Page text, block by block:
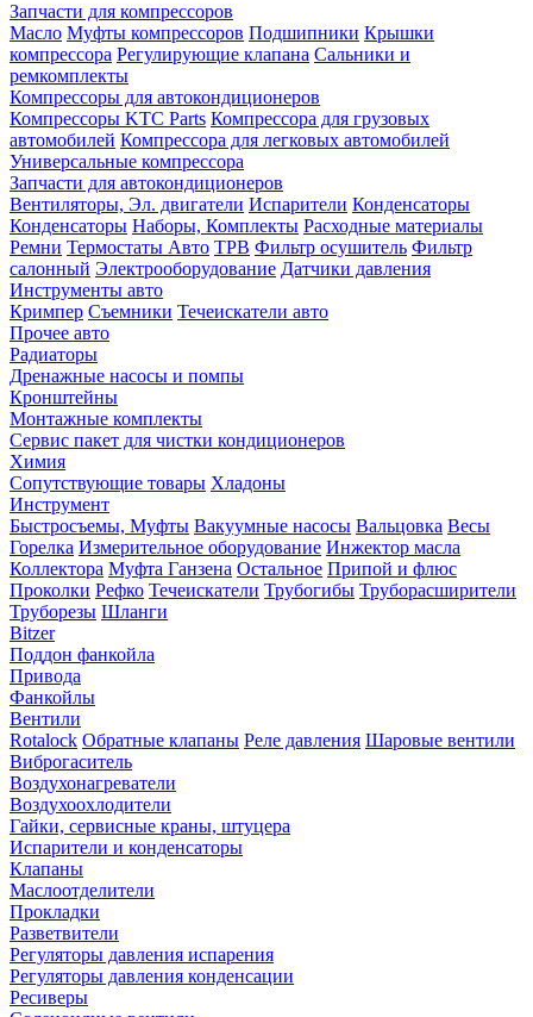
Запчасти для компрессоров
Масло Муфты компрессоров Подшипники Крышки
компрессора Регулирующие клапана Сальники и
ремкомплекты
Компрессоры для автокондиционеров
Компрессоры KTC Parts Компрессора для грузовых
автомобилей Компрессора для легковых автомобилей
Универсальные компрессора
Запчасти для автокондиционеров
Вентиляторы, Эл. двигатели Испарители Конденсаторы
Конденсаторы Наборы, Комплекты Расходные материалы
Ремни Термостаты Авто ТРВ Фильтр осушитель Фильтр
салонный Электрооборудование Датчики давления
Инструменты авто
Кримпер Съемники Течеискатели авто
Прочее авто
Радиаторы
Дренажные насосы и помпы
Кронштейны
Монтажные комплекты
Сервис пакет для чистки кондиционеров
Химия
Сопутствующие товары Хладоны
Инструмент
Быстросъемы, Муфты Вакуумные насосы Вальцовка Весы
Горелка Измерительное оборудование Инжектор масла
Коллектора Муфта Ганзена Остальное Припой и флюс
Проколки Рефко Течеискатели Трубогибы Труборасширители
Труборезы Шланги
Bitzer
Поддон фанкойла
Привода
Фанкойлы
Вентили
Rotalock Обратные клапаны Реле давления Шаровые вентили
Виброгаситель
Воздухонагреватели
Воздухоохлодители
Гайки, сервисные краны, штуцера
Испарители и конденсаторы
Клапаны
Маслоотделители
Прокладки
Разветвители
Регуляторы давления испарения
Регуляторы давления конденсации
Ресиверы